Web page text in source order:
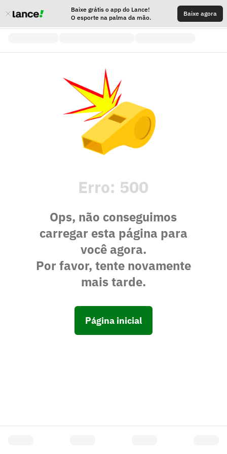
Baixe grátis o app do Lance!
O esporte na palma da mão.
Baixe agora
Erro: 500
Ops, não conseguimos
carregar esta página para
você agora.
Por favor, tente novamente
mais tarde.
Página inicial